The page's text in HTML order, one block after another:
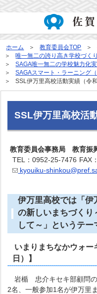
ホーム 教育委員会TOP
唯一無二の誇り高き学校づく
SAGA唯一無二の学校魅力化
SAGAスマート・ラーニング（
SSL伊万里高校活動実績（令
SSL伊万里高校活
教育委員会事務局 教育振
TEL：0952-25-7476 FAX
kyouiku-
伊万里高校では「
の新しいまちづく
して～」というテー
いまりまちなかウォ
日）】
岩楯 忠介キセキ部顧問の
2名、一般参加1名が伊万里